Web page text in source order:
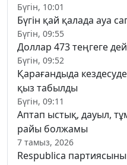
Бүгін, 10:01
Бүгін қай қалада ауа
Бүгін, 09:55
Доллар 473 теңгеге
Бүгін, 09:52
Қарағандыда
қыз табылды
Бүгін, 09:11
Аптап ыстық, дауыл,
райы болжамы
7 тамыз, 2026
Respublica